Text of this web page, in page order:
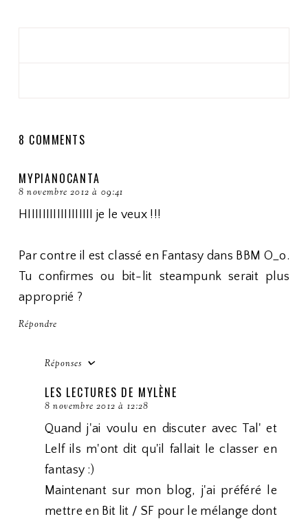
8 COMMENTS
MYPIANOCANTA
8 novembre 2012 à 09:41
HIIIIIIIIIIIIIIIIII je le veux !!!
Par contre il est classé en Fantasy dans BBM O_o.
Tu confirmes ou bit-lit steampunk serait plus
approprié ?
Répondre
Réponses
LES LECTURES DE MYLÈNE
8 novembre 2012 à 12:28
Quand j'ai voulu en discuter avec Tal' et
Lelf ils m'ont dit qu'il fallait le classer en
fantasy :)
Maintenant sur mon blog, j'ai préféré le
mettre en Bit lit / SF pour le mélange dont